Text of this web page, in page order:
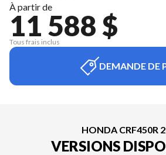
À partir de
11 588 $
Tous frais inclus
DEMANDE DE
HONDA CRF450R
VERSIONS